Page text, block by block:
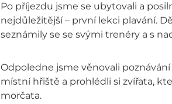
Po příjezdu jsme se ubytovali a
nejdůležitější – první lekci plavání.
seznámily se se svými trenéry a s
Odpoledne jsme věnovali
místní hřiště a prohlédli si zvířata,
morčata.